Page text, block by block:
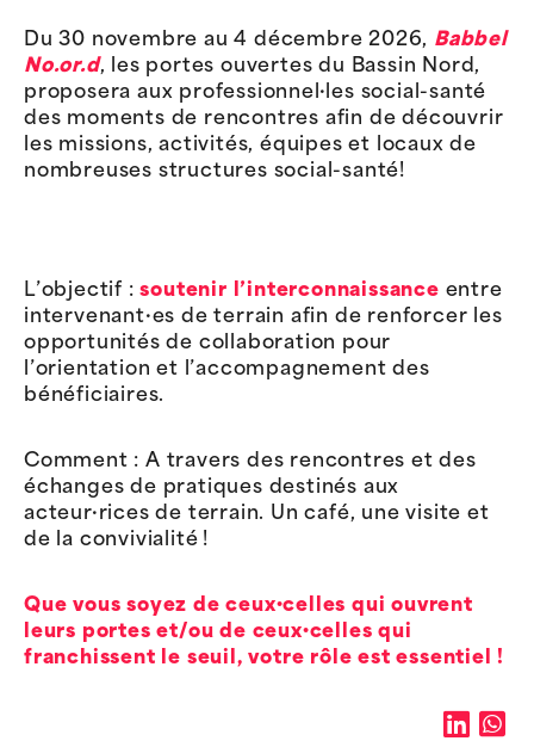
Du 30 novembre au 4 décembre 2026, Babbel
No.or.d, les portes ouvertes du Bassin Nord,
proposera aux professionnel·les social-santé
des moments de rencontres afin de découvrir
les missions, activités, équipes et locaux de
nombreuses structures social-santé!
L’objectif :soutenir l’interconnaissance entre
intervenant·es de terrain afin de renforcer les
opportunités de collaboration pour
l’orientation et l’accompagnement des
bénéficiaires.
Comment : A travers des rencontres et des
échanges de pratiques destinés aux
acteur·rices de terrain. Un café, une visite et
de la convivialité !
Que vous soyez de ceux·celles qui ouvrent
leurs portes et/ou de ceux·celles qui
franchissent le seuil, votre rôle est essentiel !